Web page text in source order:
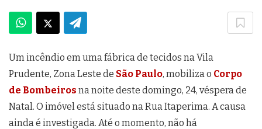
Um incêndio em uma fábrica de tecidos na Vila
Prudente, Zona Leste de São Paulo, mobiliza o Corpo
de Bombeiros na noite deste domingo, 24, véspera de
Natal. O imóvel está situado na Rua Itaperima. A causa
ainda é investigada. Até o momento, não há